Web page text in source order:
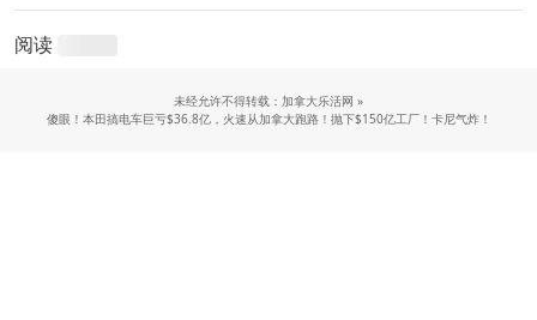
阅读
未经允许不得转载：加拿大乐活网 »
傻眼！本田搞电车巨亏$36.8亿，火速从加拿大跑路！抛下$150亿工厂！卡尼气炸！